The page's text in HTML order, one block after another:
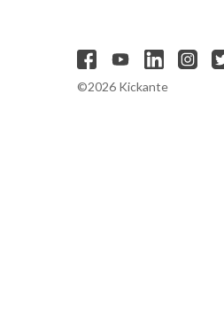
©2026 Kickante